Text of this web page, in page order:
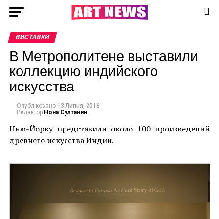
ВИСТАВКИ
В Метрополитене выставили
коллекцию индийского
искусства
Опубліковано 13 Липня, 2016
Редактор Нона Султанян
Нью-Йорку представили около 100 произведений
древнего искусства Индии.